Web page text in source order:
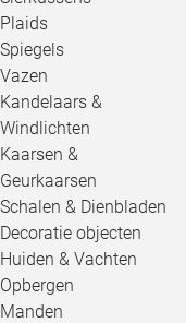
Plaids
Spiegels
Vazen
Kandelaars &
Windlichten
Kaarsen &
Geurkaarsen
Schalen & Dienbladen
Decoratie objecten
Huiden & Vachten
Opbergen
Manden